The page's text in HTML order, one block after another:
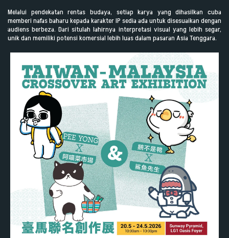
Melalui pendekatan rentas budaya, setiap karya yang dihasilkan cuba
memberi nafas baharu kepada karakter IP sedia ada untuk disesuaikan dengan
audiens berbeza. Dari situlah lahirnya interpretasi visual yang lebih segar,
unik dan memiliki potensi komersial lebih luas dalam pasaran Asia Tenggara.